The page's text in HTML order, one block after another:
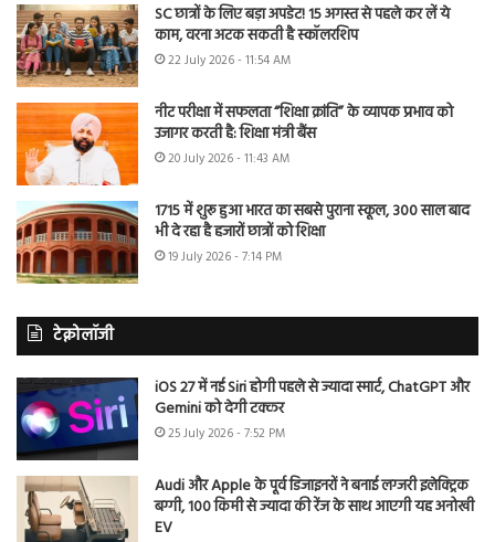
SC छात्रों के लिए बड़ा अपडेट! 15 अगस्त से पहले कर लें ये
काम, वरना अटक सकती है स्कॉलरशिप
22 July 2026 - 11:54 AM
नीट परीक्षा में सफलता “शिक्षा क्रांति” के व्यापक प्रभाव को
उजागर करती है: शिक्षा मंत्री बैंस
20 July 2026 - 11:43 AM
1715 में शुरू हुआ भारत का सबसे पुराना स्कूल, 300 साल बाद
भी दे रहा है हजारों छात्रों को शिक्षा
19 July 2026 - 7:14 PM
टेक्नोलॉजी
iOS 27 में नई Siri होगी पहले से ज्यादा स्मार्ट, ChatGPT और
Gemini को देगी टक्कर
25 July 2026 - 7:52 PM
Audi और Apple के पूर्व डिजाइनरों ने बनाई लग्जरी इलेक्ट्रिक
बग्गी, 100 किमी से ज्यादा की रेंज के साथ आएगी यह अनोखी
EV